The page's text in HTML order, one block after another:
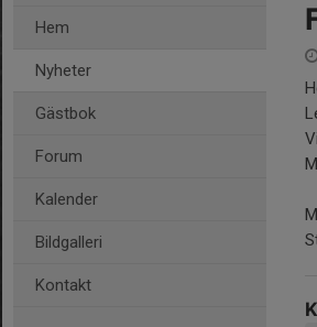
Hem
Nyheter
Gästbok
Forum
Kalender
Bildgalleri
Kontakt